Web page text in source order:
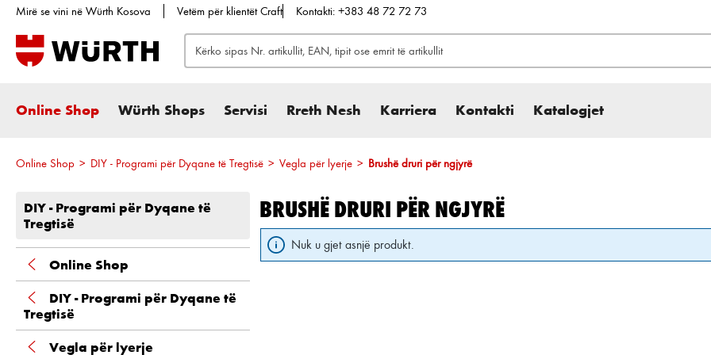
kërkimi Kalo te navigimi kryesor
Mirë se vini në Würth Kosova Vetëm për klientët Craft Kontakti: +383 48 72 72 73
Online Shop Würth Shops Servisi Rreth Nesh Karriera Kontakti Katalogjet
Online Shop > DIY - Programi për Dyqane të Tregtisë > Vegla për lyerje > Brushë druri për ngjyrë
DIY - Programi për Dyqane të
Tregtisë
Online Shop
DIY - Programi për Dyqane të
Tregtisë
Vegla për lyerje
BRUSHË DRURI PËR NGJYRË
Nuk u gjet asnjë produkt.